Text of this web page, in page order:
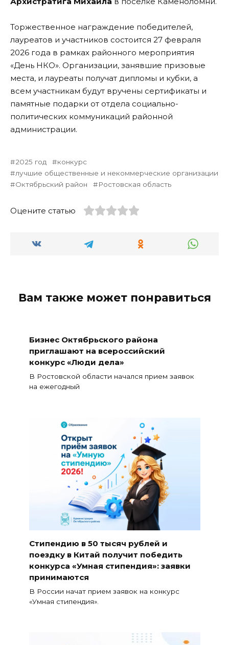
Торжественное награждение победителей,
лауреатов и участников состоится 27 февраля
2026 года в рамках районного мероприятия
«День НКО». Организации, занявшие призовые
места, и лауреаты получат дипломы и кубки, а
всем участникам будут вручены сертификаты и
памятные подарки от отдела социально-
политических коммуникаций районной
администрации.
2025 год
конкурс
лучшие общественные и некоммерческие организации
Октябрьский район
Ростовская область
Оцените статью
Вам также может понравиться
Бизнес Октябрьского района
приглашают на всероссийский
конкурс «Люди дела»
В Ростовской области начался прием заявок
на ежегодный
Стипендию в 50 тысяч рублей и
поездку в Китай получит победить
конкурса «Умная стипендия»: заявки
принимаются
В России начат прием заявок на конкурс
«Умная стипендия».